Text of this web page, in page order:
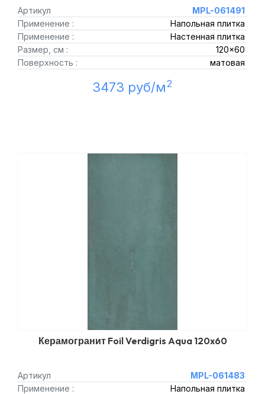
Артикул
MPL-061491
Применение :
Напольная плитка
Применение :
Настенная плитка
Размер, см :
120x60
Поверхность :
матовая
3473 руб/м2
Керамогранит Foil Verdigris Aqua 120x60
Артикул
MPL-061483
Применение :
Напольная плитка